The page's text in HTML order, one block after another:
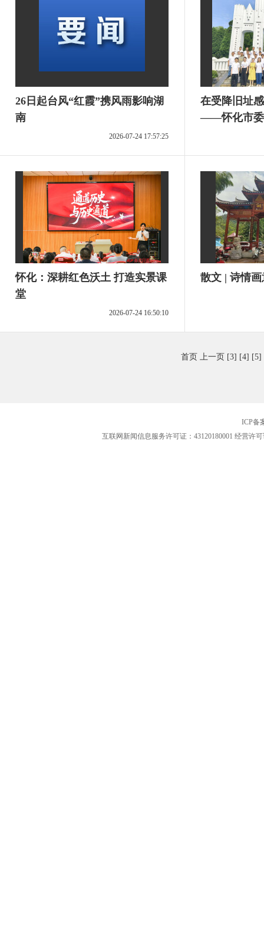
26日起台风“红霞”携风雨影响湖
南
2026-07-24 17:57:25
在受降旧址
——怀化市委
怀化：深耕红色沃土 打造实景课
堂
2026-07-24 16:50:10
散文 | 诗情
首页 上一页 [3] [4] [5]
ICP备
互联网新闻信息服务许可证：43120180001 经营许可